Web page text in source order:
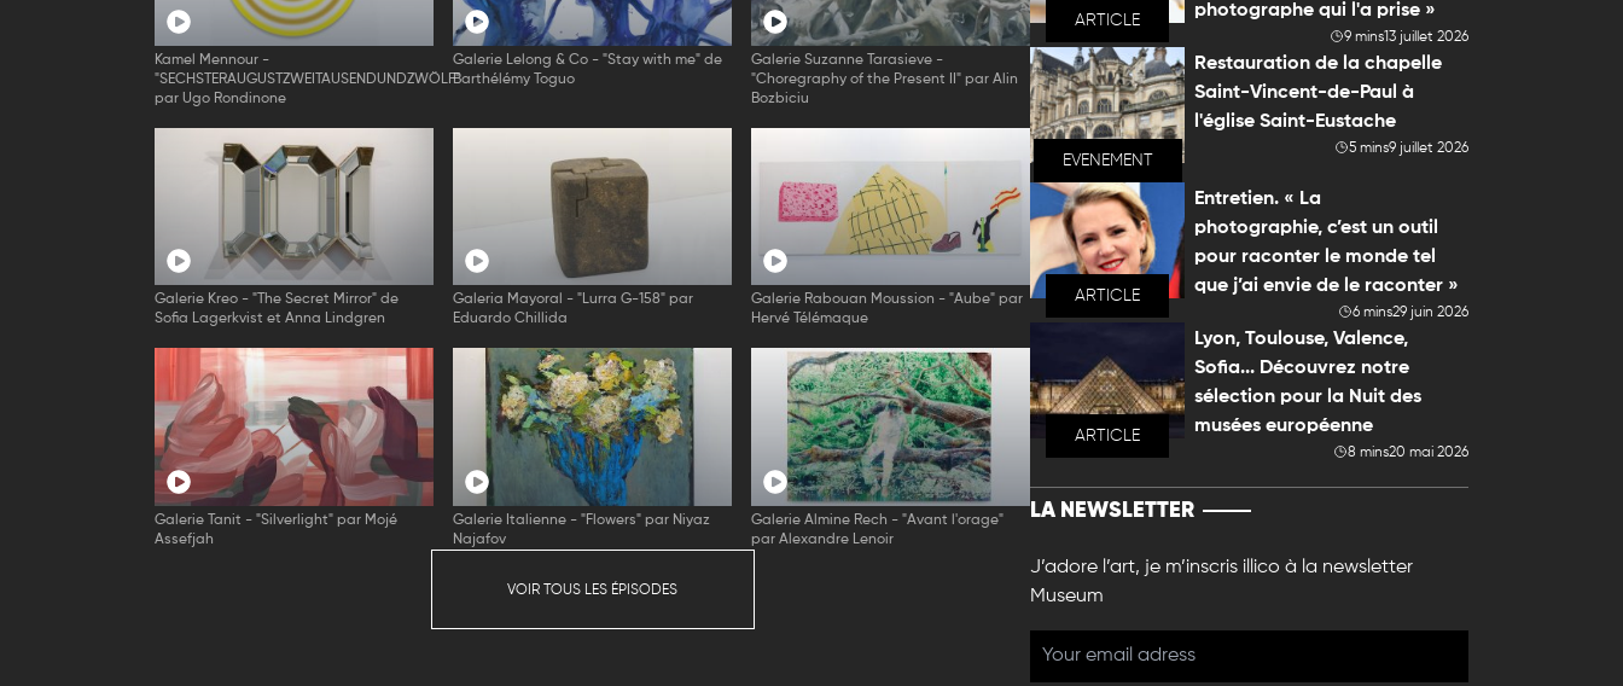
Kamel Mennour -
"SECHSTERAUGUSTZWEITAUSENDUNDZWÖLF"
par Ugo Rondinone
Galerie Lelong & Co - "Stay with me" de
Barthélémy Toguo
Galerie Suzanne Tarasieve -
"Choregraphy of the Present II" par Alin
Bozbiciu
Galerie Kreo - "The Secret Mirror" de
Sofia Lagerkvist et Anna Lindgren
Galeria Mayoral - "Lurra G-158" par
Eduardo Chillida
Galerie Rabouan Moussion - "Aube" par
Hervé Télémaque
Galerie Tanit - "Silverlight" par Mojé
Assefjah
Galerie Italienne - "Flowers" par Niyaz
Najafov
Galerie Almine Rech - "Avant l'orage"
par Alexandre Lenoir
VOIR TOUS LES ÉPISODES
ARTICLE
photographe qui l'a prise »
9 mins13 juillet 2026
EVENEMENT
Restauration de la chapelle
Saint-Vincent-de-Paul à
l'église Saint-Eustache
5 mins9 juillet 2026
ARTICLE
Entretien. « La
photographie, c’est un outil
pour raconter le monde tel
que j’ai envie de le raconter »
6 mins29 juin 2026
ARTICLE
Lyon, Toulouse, Valence,
Sofia... Découvrez notre
sélection pour la Nuit des
musées européenne
8 mins20 mai 2026
LA NEWSLETTER
J’adore l’art, je m’inscris illico à la newsletter
Museum